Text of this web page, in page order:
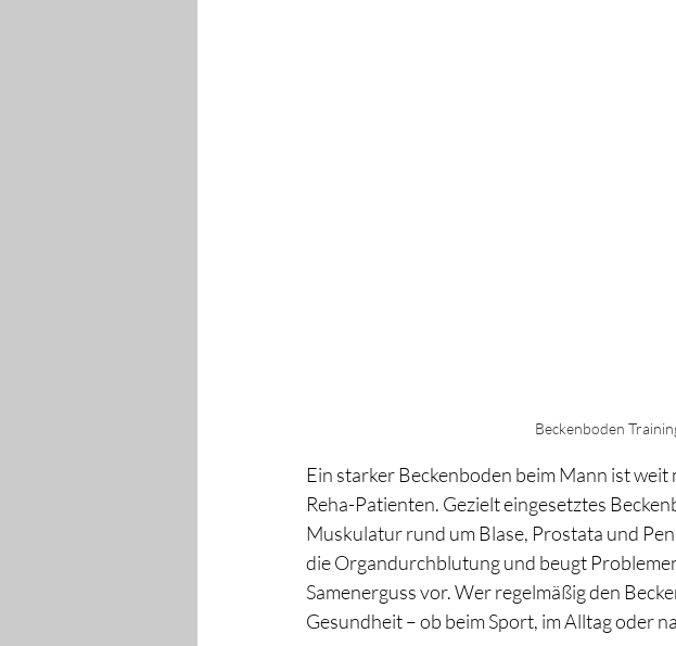
Beckenboden
Ein starker Beckenboden beim Mann ist
Reha-Patienten. Gezielt eingesetztes
Muskulatur rund um Blase, Prostata und
die Organdurchblutung und beugt
Samenerguss vor. Wer regelmäßig den
Gesundheit – ob beim Sport, im Alltag oder